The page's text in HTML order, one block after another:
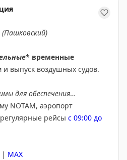
(Пашковский)
* временные
и выпуск воздушных судов.
для обеспечения
NOTAM, аэропорт
рейсы с 09:00 до
| MAX